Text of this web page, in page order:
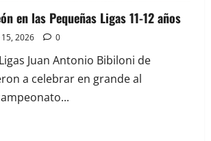
en las Pequeñas Ligas 11-12 años
15, 2026 0
Juan Antonio Bibiloni de
a celebrar en grande al